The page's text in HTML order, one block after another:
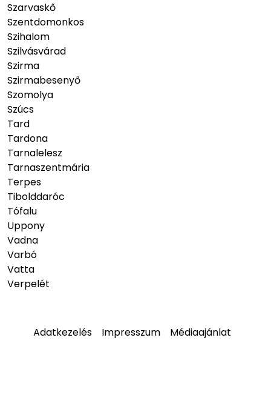
Szarvaskő
Szentdomonkos
Szihalom
Szilvásvárad
Szirma
Szirmabesenyő
Szomolya
Szúcs
Tard
Tardona
Tarnalelesz
Tarnaszentmária
Terpes
Tibolddaróc
Tófalu
Uppony
Vadna
Varbó
Vatta
Verpelét
Adatkezelés Impresszum Médiaajánlat